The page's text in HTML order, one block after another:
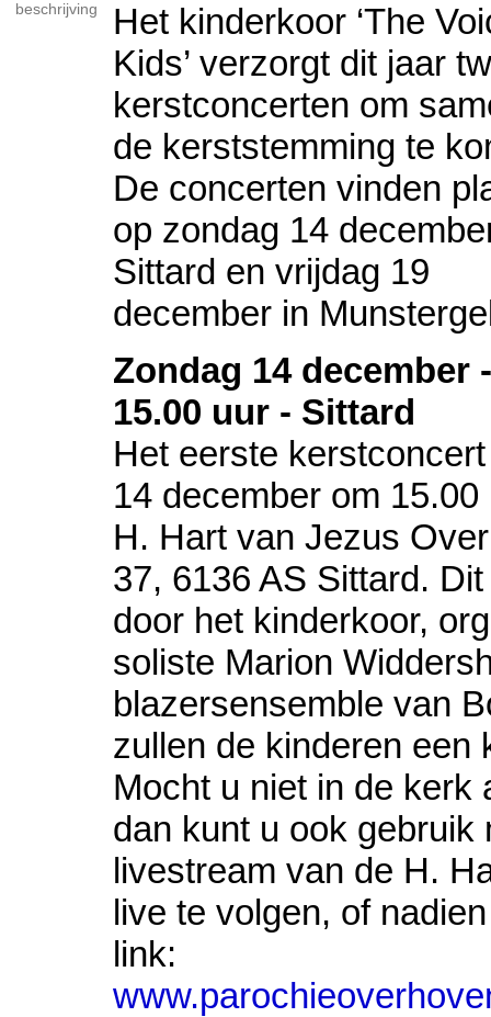
beschrijving
Het kinderkoor ‘The
Kids’ verzorgt dit jaar
kerstconcerten om
de kerststemming te
De concerten vinden
op zondag 14
Sittard en vrijdag 19
december in
Zondag 14 december -
15.00 uur - Sittard
Het eerste
14 december om
H. Hart van Jezus
37, 6136 AS Sittard.
door het kinderkoor,
soliste Marion
blazersensemble van
zullen de kinderen een
Mocht u niet in de kerk
dan kunt u ook gebruik
livestream van de H.
live te volgen, of
link: